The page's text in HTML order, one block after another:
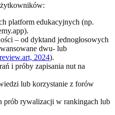
platform edukacyjnych (np.
– od dyktand jednogłosowych
dwu- lub
2024).
i próby zapisania nut na
lub korzystanie z forów
prób rywalizacji w rankingach lub